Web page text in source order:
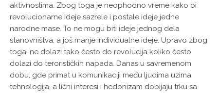
aktivnostima. Zbog toga je neophodno vreme kako bi
revolucionarne ideje sazrele i postale ideje jedne
narodne mase. To ne mogu biti ideje jednog dela
stanovništva, a još manje individualne ideje. Upravo zbog
toga, ne dolazi tako često do revolucija koliko često
dolazi do terorističkih napada. Danas u savremenom
dobu, gde primat u komunikaciji među ljudima uzima
tehnologija, a lični interesi i hedonizam dobijaju trku sa